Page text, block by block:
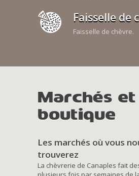
Faisselle de
Faisselle de chèvre.
Marchés et
boutique
Les marchés où vous
trouverez
La chèvrerie de Canaples fait